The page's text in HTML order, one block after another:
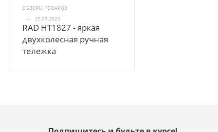
ОБЗОРЫ ТОВАРОВ
—
25.09.2023
RAD HT1827 - яркая
двухколесная ручная
тележка